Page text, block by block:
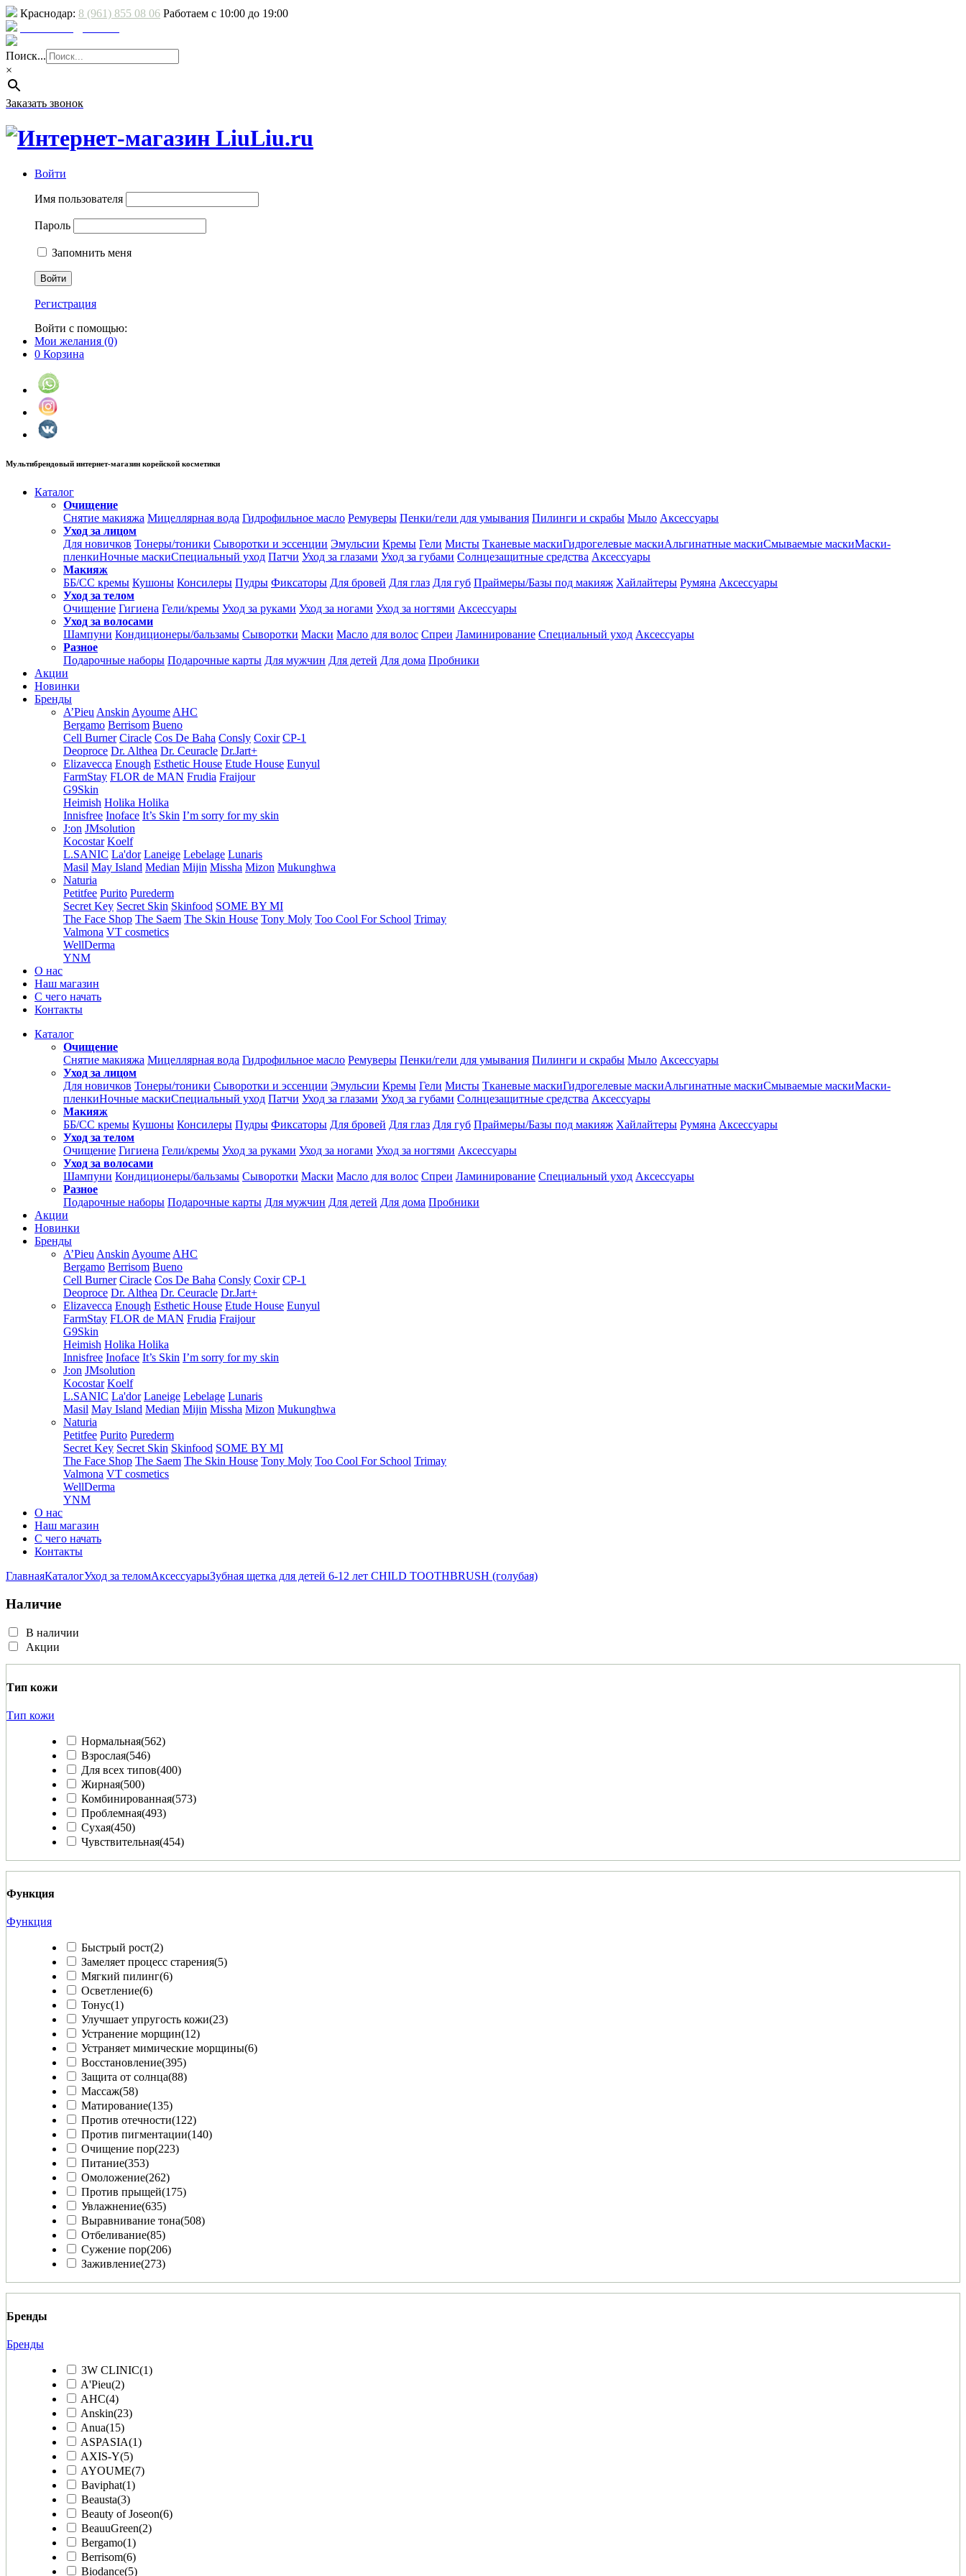
Краснодар: 8 (961) 855 08 06 Работаем с 10:00 до 19:00
Поиск...
×
Заказать звонок
Войти
Имя пользователя
Пароль
Запомнить меня
Регистрация
Войти с помощью:
Мои желания (0)
0 Корзина
Мультибрендовый интернет-магазин корейской косметики
Каталог
Очищение
Снятие макияжа Мицеллярная вода Гидрофильное масло Ремуверы Пенки/гели для умывания Пилинги и скрабы Мыло Аксессуары
Уход за лицом
Для новичков Тонеры/тоники Сыворотки и эссенции Эмульсии Кремы Гели Мисты Тканевые маскиГидрогелевые маскиАльгинатные маскиСмываемые маскиМаски-
пленкиНочные маскиСпециальный уход Патчи Уход за глазами Уход за губами Солнцезащитные средства Аксессуары
Макияж
ББ/СС кремы Кушоны Консилеры Пудры Фиксаторы Для бровей Для глаз Для губ Праймеры/Базы под макияж Хайлайтеры Румяна Аксессуары
Уход за телом
Очищение Гигиена Гели/кремы Уход за руками Уход за ногами Уход за ногтями Аксессуары
Уход за волосами
Шампуни Кондиционеры/бальзамы Сыворотки Маски Масло для волос Спреи Ламинирование Специальный уход Аксессуары
Разное
Подарочные наборы Подарочные карты Для мужчин Для детей Для дома Пробники
Акции
Новинки
Бренды
A’Pieu Anskin Ayoume AHC
Bergamo Berrisom Bueno
Cell Burner Ciracle Cos De Baha Consly Coxir CP-1
Deoproce Dr. Althea Dr. Ceuracle Dr.Jart+
Elizavecca Enough Esthetic House Etude House Eunyul
FarmStay FLOR de MAN Frudia Fraijour
G9Skin
Heimish Holika Holika
Innisfree Inoface It’s Skin I’m sorry for my skin
J:on JMsolution
Kocostar Koelf
L.SANIC La'dor Laneige Lebelage Lunaris
Masil May Island Median Mijin Missha Mizon Mukunghwa
Naturia
Petitfee Purito Purederm
Secret Key Secret Skin Skinfood SOME BY MI
The Face Shop The Saem The Skin House Tony Moly Too Cool For School Trimay
Valmona VT cosmetics
WellDerma
YNM
О нас
Наш магазин
С чего начать
Контакты
Каталог
Очищение
Снятие макияжа Мицеллярная вода Гидрофильное масло Ремуверы Пенки/гели для умывания Пилинги и скрабы Мыло Аксессуары
Уход за лицом
Для новичков Тонеры/тоники Сыворотки и эссенции Эмульсии Кремы Гели Мисты Тканевые маскиГидрогелевые маскиАльгинатные маскиСмываемые маскиМаски-
пленкиНочные маскиСпециальный уход Патчи Уход за глазами Уход за губами Солнцезащитные средства Аксессуары
Макияж
ББ/СС кремы Кушоны Консилеры Пудры Фиксаторы Для бровей Для глаз Для губ Праймеры/Базы под макияж Хайлайтеры Румяна Аксессуары
Уход за телом
Очищение Гигиена Гели/кремы Уход за руками Уход за ногами Уход за ногтями Аксессуары
Уход за волосами
Шампуни Кондиционеры/бальзамы Сыворотки Маски Масло для волос Спреи Ламинирование Специальный уход Аксессуары
Разное
Подарочные наборы Подарочные карты Для мужчин Для детей Для дома Пробники
Акции
Новинки
Бренды
A’Pieu Anskin Ayoume AHC
Bergamo Berrisom Bueno
Cell Burner Ciracle Cos De Baha Consly Coxir CP-1
Deoproce Dr. Althea Dr. Ceuracle Dr.Jart+
Elizavecca Enough Esthetic House Etude House Eunyul
FarmStay FLOR de MAN Frudia Fraijour
G9Skin
Heimish Holika Holika
Innisfree Inoface It’s Skin I’m sorry for my skin
J:on JMsolution
Kocostar Koelf
L.SANIC La'dor Laneige Lebelage Lunaris
Masil May Island Median Mijin Missha Mizon Mukunghwa
Naturia
Petitfee Purito Purederm
Secret Key Secret Skin Skinfood SOME BY MI
The Face Shop The Saem The Skin House Tony Moly Too Cool For School Trimay
Valmona VT cosmetics
WellDerma
YNM
О нас
Наш магазин
С чего начать
Контакты
ГлавнаяКаталогУход за теломАксессуарыЗубная щетка для детей 6-12 лет CHILD TOOTHBRUSH (голубая)
Наличие
В наличии
Акции
Тип кожи
Тип кожи
Нормальная(562)
Взрослая(546)
Для всех типов(400)
Жирная(500)
Комбинированная(573)
Проблемная(493)
Сухая(450)
Чувствительная(454)
Функция
Функция
Быстрый рост(2)
Замеляет процесс старения(5)
Мягкий пилинг(6)
Осветление(6)
Тонус(1)
Улучшает упругость кожи(23)
Устранение морщин(12)
Устраняет мимические морщины(6)
Восстановление(395)
Защита от солнца(88)
Массаж(58)
Матирование(135)
Против отечности(122)
Против пигментации(140)
Очищение пор(223)
Питание(353)
Омоложение(262)
Против прыщей(175)
Увлажнение(635)
Выравнивание тона(508)
Отбеливание(85)
Сужение пор(206)
Заживление(273)
Бренды
Бренды
3W CLINIC(1)
A'Pieu(2)
AHC(4)
Anskin(23)
Anua(15)
ASPASIA(1)
AXIS-Y(5)
AYOUME(7)
Baviphat(1)
Beausta(3)
Beauty of Joseon(6)
BeauuGreen(2)
Bergamo(1)
Berrisom(6)
Biodance(5)